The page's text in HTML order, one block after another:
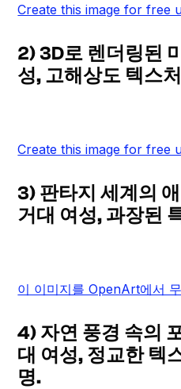
Create this image for free
2) 3D로 렌더링된
성, 고해상도 텍스
Create this image for free
3) 판타지 세계의
거대 여성, 과장된
이 이미지를 OpenArt에서
4) 자연 풍경 속의
대 여성, 정교한 텍
명.